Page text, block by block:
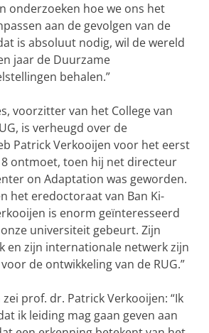
onderzoeken hoe we ons het
aan de gevolgen van de
is absoluut nodig, wil de wereld
jaar de Duurzame
behalen.”
voorzitter van het College van
is verheugd over de
Patrick Verkooijen voor het eerst
ontmoet, toen hij net directeur
on Adaptation was geworden.
het eredoctoraat van Ban Ki-
is enorm geïnteresseerd
universiteit gebeurt. Zijn
en zijn internationale netwerk zijn
de ontwikkeling van de RUG.”
prof. dr. Patrick Verkooijen: “Ik
ik leiding mag gaan geven aan